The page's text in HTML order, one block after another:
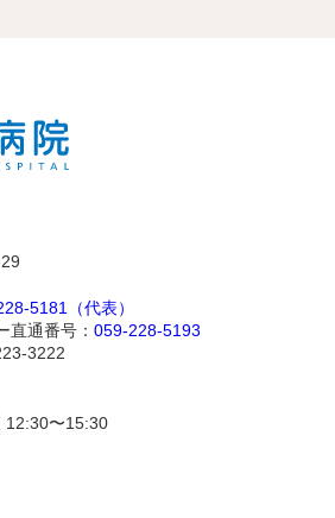
5181（代表）
直通番号： 059-228-5193
3222
12:30〜15:30